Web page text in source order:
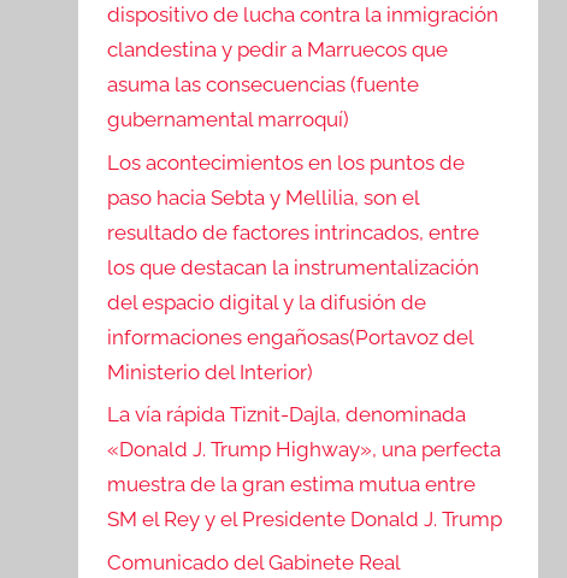
dispositivo de lucha contra la inmigración
clandestina y pedir a Marruecos que
asuma las consecuencias (fuente
gubernamental marroquí)
Los acontecimientos en los puntos de
paso hacia Sebta y Mellilia, son el
resultado de factores intrincados, entre
los que destacan la instrumentalización
del espacio digital y la difusión de
informaciones engañosas(Portavoz del
Ministerio del Interior)
La vía rápida Tiznit-Dajla, denominada
«Donald J. Trump Highway», una perfecta
muestra de la gran estima mutua entre
SM el Rey y el Presidente Donald J. Trump
Comunicado del Gabinete Real